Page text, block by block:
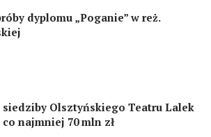
dyplomu „Poganie” w reż.
siedziby Olsztyńskiego Teatru Lalek
najmniej 70 mln zł